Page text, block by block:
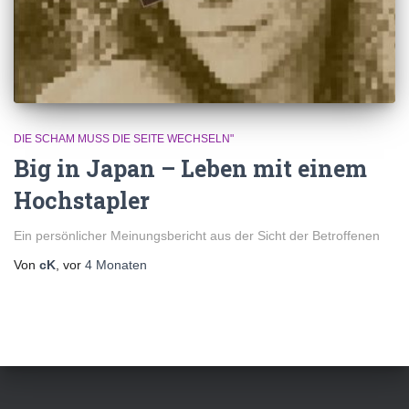
DIE SCHAM MUSS DIE SEITE WECHSELN"
Big in Japan – Leben mit einem
Hochstapler
Ein persönlicher Meinungsbericht aus der Sicht der Betroffenen
Von cK , vor 4 Monaten